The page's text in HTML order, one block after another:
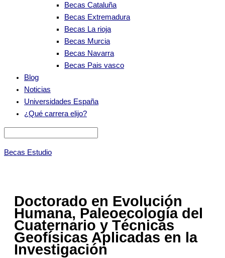
Becas Cataluña
Becas Extremadura
Becas La rioja
Becas Murcia
Becas Navarra
Becas Pais vasco
Blog
Noticias
Universidades España
¿Qué carrera elijo?
Becas Estudio
Doctorado en Evolución
Humana, Paleoecología del
Cuaternario y Técnicas
Geofísicas Aplicadas en la
Investigación